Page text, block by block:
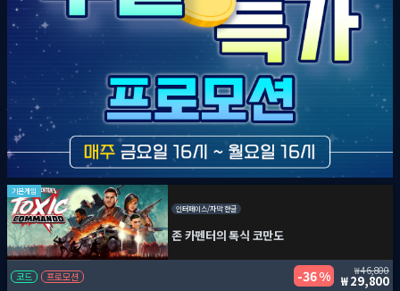
기본게임
인터페이스/자막 한글
존 카펜터의 톡식 코만도
코드 프로모션 36 % 46,800
29,800